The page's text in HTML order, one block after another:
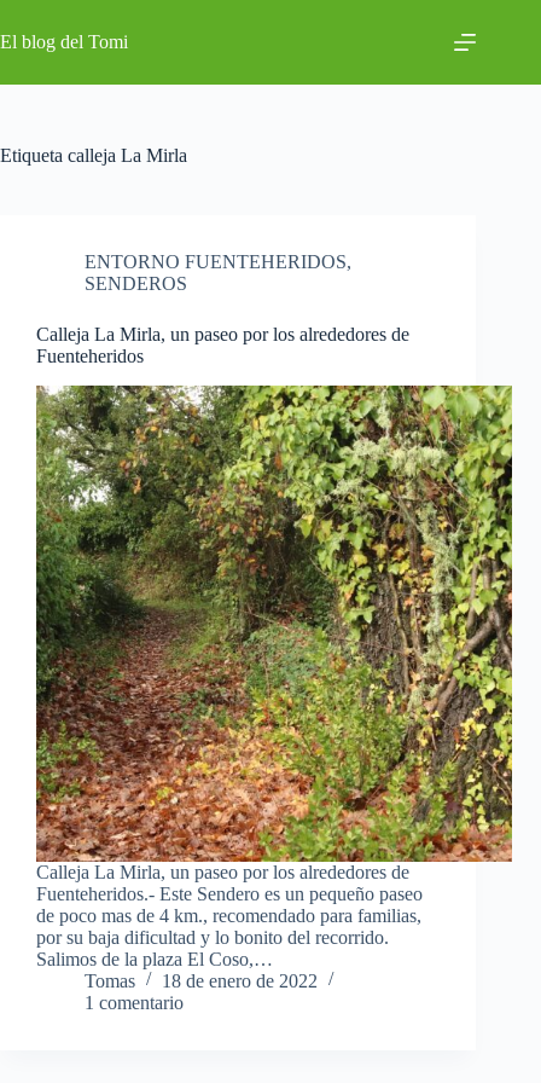
al
contenido
El blog del Tomi
Etiqueta calleja La Mirla
ENTORNO FUENTEHERIDOS,
SENDEROS
Calleja La Mirla, un paseo por los alrededores de
Fuenteheridos
Calleja La Mirla, un paseo por los alrededores de
Fuenteheridos.- Este Sendero es un pequeño paseo
de poco mas de 4 km., recomendado para familias,
por su baja dificultad y lo bonito del recorrido.
Salimos de la plaza El Coso,…
Tomas
18 de enero de 2022
1 comentario